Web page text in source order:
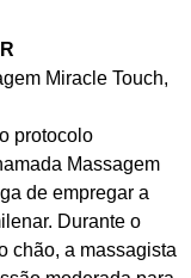
Miracle Touch,
protocolo
Massagem
de empregar a
Durante o
chão, a massagista